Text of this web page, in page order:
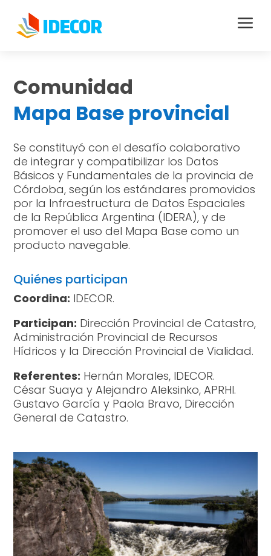
a
Comunidad
Mapa Base provincial
Se constituyó con el desafío colaborativo
de integrar y compatibilizar los Datos
Básicos y Fundamentales de la provincia de
Córdoba, según los estándares promovidos
por la Infraestructura de Datos Espaciales
de la República Argentina (IDERA), y de
promover el uso del Mapa Base como un
producto navegable.
Quiénes participan
Coordina: IDECOR.
Participan: Dirección Provincial de Catastro,
Administración Provincial de Recursos
Hídricos y la Dirección Provincial de Vialidad.
Referentes: Hernán Morales, IDECOR.
César Suaya y Alejandro Aleksinko, APRHI.
Gustavo García y Paola Bravo, Dirección
General de Catastro.